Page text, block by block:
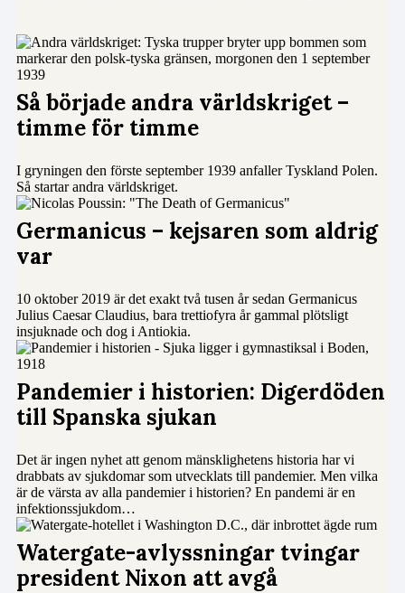
Så började andra världskriget –
timme för timme
I gryningen den förste september 1939 anfaller Tyskland Polen.
Så startar andra världskriget.
Germanicus – kejsaren som aldrig
var
10 oktober 2019 är det exakt två tusen år sedan Germanicus
Julius Caesar Claudius, bara trettiofyra år gammal plötsligt
insjuknade och dog i Antiokia.
Pandemier i historien: Digerdöden
till Spanska sjukan
Det är ingen nyhet att genom mänsklighetens historia har vi
drabbats av sjukdomar som utvecklats till pandemier. Men vilka
är de värsta av alla pandemier i historien? En pandemi är en
infektionssjukdom…
Watergate-avlyssningar tvingar
president Nixon att avgå